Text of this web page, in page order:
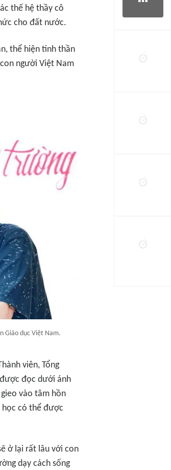
thế hệ thầy cô
cho đất nước.
thể hiện tinh thần
người Việt Nam
Giáo dục Việt Nam.
viên, Tổng
đọc dưới ánh
vào tâm hồn
có thể được
ở lại rất lâu với con
dạy cách sống